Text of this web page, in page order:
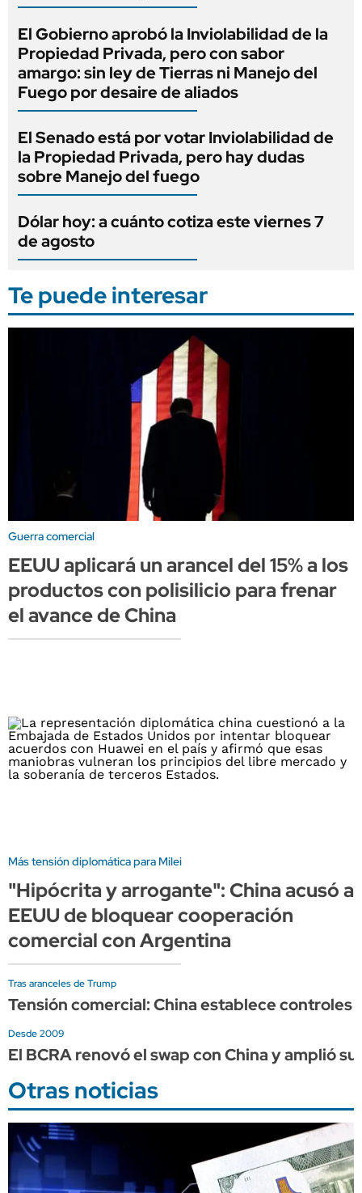
El Gobierno aprobó la Inviolabilidad de la
Propiedad Privada, pero con sabor
amargo: sin ley de Tierras ni Manejo del
Fuego por desaire de aliados
El Senado está por votar Inviolabilidad de
la Propiedad Privada, pero hay dudas
sobre Manejo del fuego
Dólar hoy: a cuánto cotiza este viernes 7
de agosto
Te puede interesar
Guerra comercial
EEUU aplicará un arancel del 15% a los
productos con polisilicio para frenar
el avance de China
Más tensión diplomática para Milei
"Hipócrita y arrogante": China acusó a
EEUU de bloquear cooperación
comercial con Argentina
Tras aranceles de Trump
Tensión comercial: China establece controles
Desde 2009
El BCRA renovó el swap con China y amplió
Otras noticias